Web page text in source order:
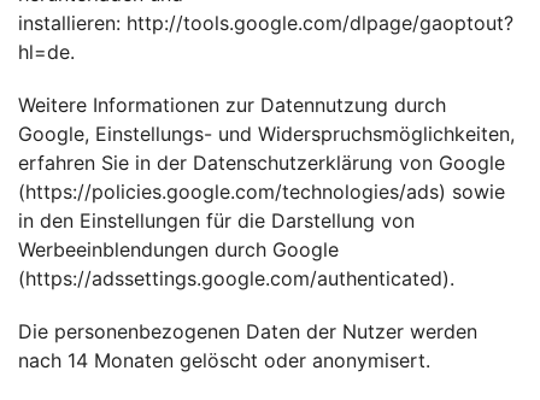
installieren: http://tools.google.com/dlpage/gaoptout?
hl=de.
Weitere Informationen zur Datennutzung durch
Google, Einstellungs- und Widerspruchsmöglichkeiten,
erfahren Sie in der Datenschutzerklärung von Google
(https://policies.google.com/technologies/ads) sowie
in den Einstellungen für die Darstellung von
Werbeeinblendungen durch Google
(https://adssettings.google.com/authenticated).
Die personenbezogenen Daten der Nutzer werden
nach 14 Monaten gelöscht oder anonymisert.